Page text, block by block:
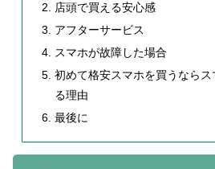
店頭で買える安心感
アフターサービス
スマホが故障した場合
初めて格安スマホを買うなら
る理由
最後に